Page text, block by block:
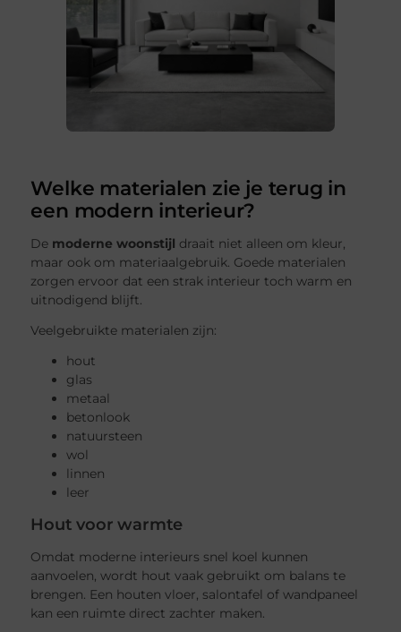
Welke materialen zie je terug in
een modern interieur?
De moderne woonstijl draait niet alleen om kleur,
maar ook om materiaalgebruik. Goede materialen
zorgen ervoor dat een strak interieur toch warm en
uitnodigend blijft.
Veelgebruikte materialen zijn:
hout
glas
metaal
betonlook
natuursteen
wol
linnen
leer
Hout voor warmte
Omdat moderne interieurs snel koel kunnen
aanvoelen, wordt hout vaak gebruikt om balans te
brengen. Een houten vloer, salontafel of wandpaneel
kan een ruimte direct zachter maken.